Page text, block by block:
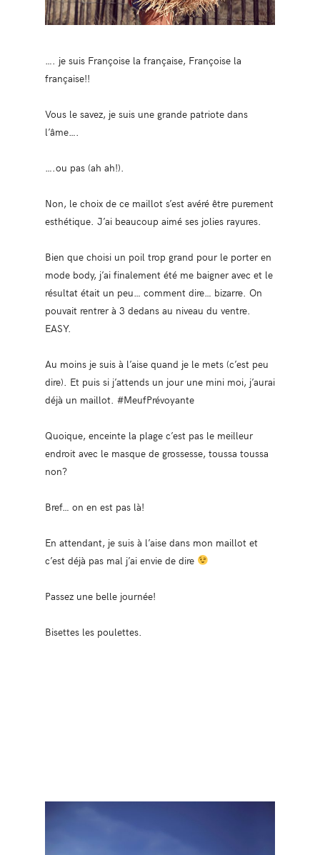
…. je suis Françoise la française, Françoise la
française!!
Vous le savez, je suis une grande patriote dans
l’âme….
….ou pas (ah ah!).
Non, le choix de ce maillot s’est avéré être purement
esthétique. J’ai beaucoup aimé ses jolies rayures.
Bien que choisi un poil trop grand pour le porter en
mode body, j’ai finalement été me baigner avec et le
résultat était un peu… comment dire… bizarre. On
pouvait rentrer à 3 dedans au niveau du ventre.
EASY.
Au moins je suis à l’aise quand je le mets (c’est peu
dire). Et puis si j’attends un jour une mini moi, j’aurai
déjà un maillot. #MeufPrévoyante
Quoique, enceinte la plage c’est pas le meilleur
endroit avec le masque de grossesse, toussa toussa
non?
Bref… on en est pas là!
En attendant, je suis à l’aise dans mon maillot et
c’est déjà pas mal j’ai envie de dire
Passez une belle journée!
Bisettes les poulettes.